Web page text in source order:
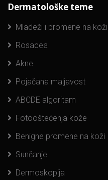
Dermatološke teme
Mladeži i promene na koži
Rosacea
Akne
Pojačana maljavost
ABCDE algoritam
Fotooštećenja kože
Benigne promene na koži
Sunčanje
Dermoskopija